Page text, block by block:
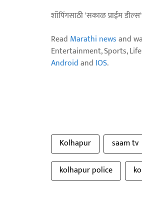
शॉपिंगसाठी 'सकाळ प्राईम
Read Marathi newsand
Entertainment, Sports,
Androidand IOS.
Kolhapur saam tv
kolhapur police